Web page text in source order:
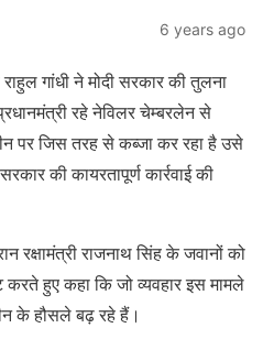
6 years ago
गांधी ने मोदी सरकार की तुलना
रहे नेविलर चेम्बरलेन से
पर जिस तरह से कब्जा कर रहा है उसे
की कायरतापूर्ण कार्रवाई की
रक्षामंत्री राजनाथ सिंह के जवानों को
करते हुए कहा कि जो व्यवहार इस मामले
के हौसले बढ़ रहे हैं।